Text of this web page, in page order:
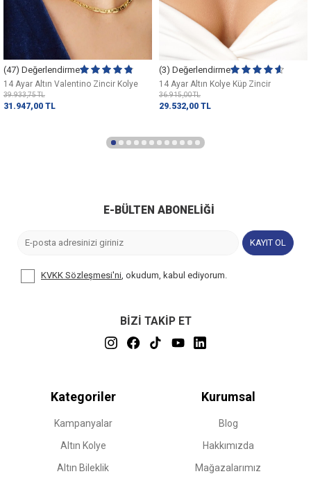
(47) Değerlendirme
14 Ayar Altın Valentino Zincir Kolye
39.933,75TL
31.947,00 TL
(3) Değerlendirme
14 Ayar Altın Kolye Küp Zincir
36.915,00TL
29.532,00 TL
E-BÜLTEN ABONELIĞI
KAYIT OL
KVKK Sözleşmesi'ni , okudum, kabul ediyorum.
BİZİ TAKİP ET
Kategoriler
Kampanyalar
Altın Kolye
Altın Bileklik
Kurumsal
Blog
Hakkımızda
Mağazalarımız